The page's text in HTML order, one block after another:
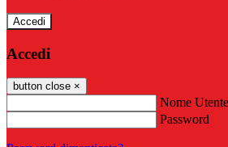
Accedi
Accedi
button close ×
Nome Utente
Password